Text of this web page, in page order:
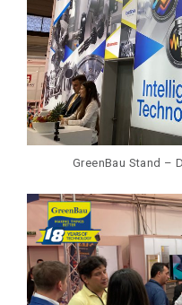
GreenBau Stand –